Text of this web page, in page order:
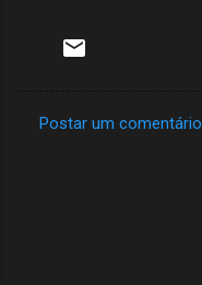
Postar um comentário